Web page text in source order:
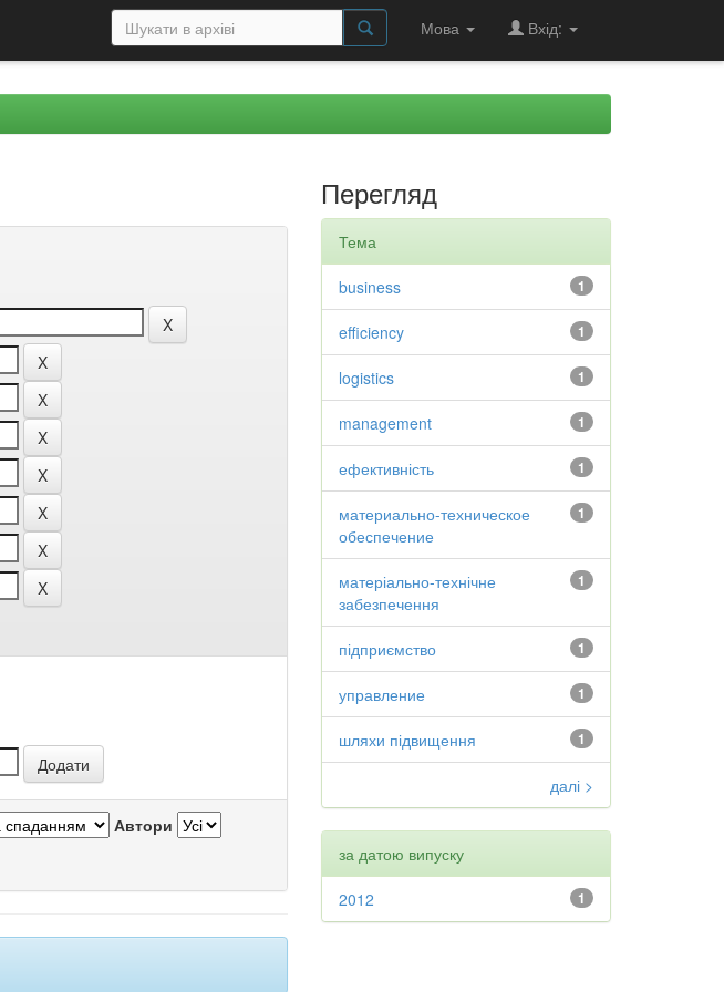
Мова Вхід:
Автори
Перегляд
Тема
1
business
1
efficiency
1
logistics
1
management
1
ефективність
1
материально-техническое
обеспечение
1
матеріально-технічне
забезпечення
1
підприємство
1
управление
1
шляхи підвищення
далі >
за датою випуску
1
2012